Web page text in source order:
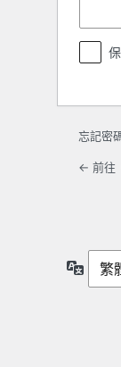
忘記密
← 前往
言